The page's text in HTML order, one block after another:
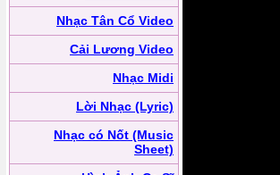
Nhạc Tân Cổ Video
Cải Lương Video
Nhạc Midi
Lời Nhạc (Lyric)
Nhạc có Nốt (Music
Sheet)